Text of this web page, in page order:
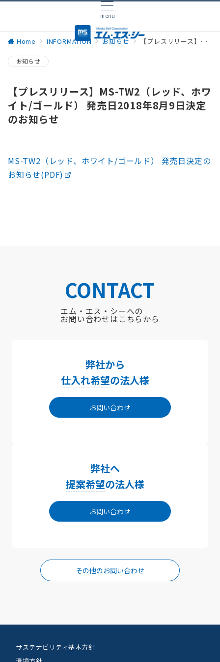
menu
Home INFORMATION お知らせ 【プレスリリース】MS-TW2（レッド、ホワイト/ゴールド） 発売日2018年8月9日決定のお知らせ
お知らせ
【プレスリリース】MS-TW2（レッド、ホワ
イト/ゴールド） 発売日2018年8月9日決定
のお知らせ
MS-TW2（レッド、ホワイト/ゴールド） 発売日決定の
お知らせ(PDF)
CONTACT
エム・エス・シーへの
お問い合わせはこちらから
弊社から
仕入れ希望の法人様
お問い合わせ
弊社へ
提案希望の法人様
お問い合わせ
その他のお問い合わせ
サステナビリティ基本方針